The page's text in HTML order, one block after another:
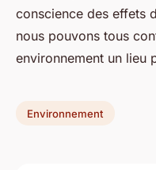
conscience des effets
nous pouvons tous
environnement un lieu
Environnement